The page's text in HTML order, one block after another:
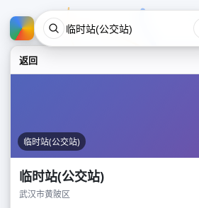
返回
临时站(公交站)
临时站(公交站)
武汉市黄陂区